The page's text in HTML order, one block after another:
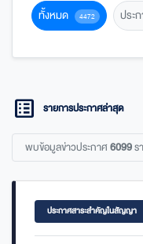
ทั้งหมด 4472 ประ
list_alt รายการประกาศล่าสุด
พบข้อมูลข่าวประกาศ6099ร
ประกาศสาระสำคัญในสัญญา